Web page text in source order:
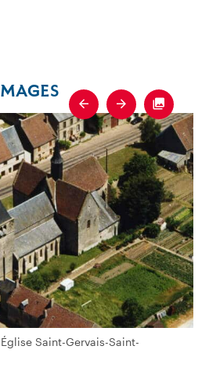
Saint-Gervais-Saint-Protais
Previous
Next
Saint-Gervais-Saint-